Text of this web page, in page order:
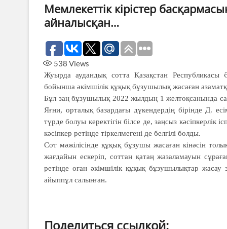
Мемлекеттік кірістер
айналысқан…
538 Views
Жуырда аудандық сотта Қазақстан Республикасы
бойынша әкімшілік құқық бұзушылық жасаған
Бұл заң бұзушылық 2022 жылдың 1 желтоқсанында
Яғни, орталық базардағы дүкендердің бірінде Д.
түрде болуы керектігін білсе де, заңсыз
кәсіпкер ретінде тіркелмегені де белгілі болды.
Сот мәжілісінде құқық бұзушы жасаған кінәсін
жағдайын ескеріп, соттан қатаң жазаламауын
ретінде оған әкiмшiлiк құқық бұзушылықтар жасау
айыппұл салынған.
Поделиться ссылкой: